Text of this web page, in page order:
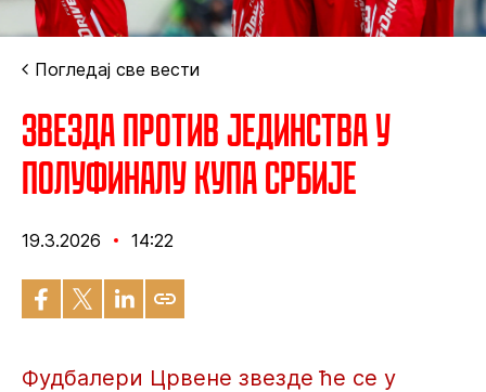
Погледај све вести
Звезда против Јединства у
полуфиналу Купа Србије
19.3.2026 14:22
Фудбалери Црвене звезде ће се у